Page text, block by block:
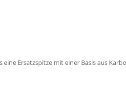
eine Ersatzspitze mit einer Basis aus